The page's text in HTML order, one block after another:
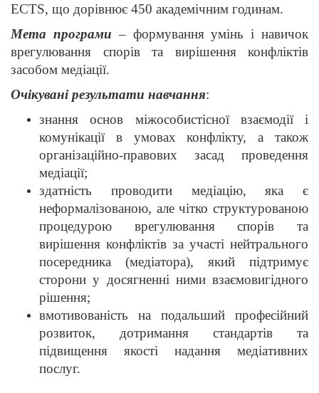
ECTS, що дорівнює 450 академічним годинам.
Мета програми – формування умінь і навичок
врегулювання спорів та вирішення конфліктів
засобом медіації.
Очікувані результати навчання:
знання
основ міжособистісної взаємодії і
комунікації в умовах конфлікту, а також
організаційно-правових засад проведення
медіації;
здатність проводити медіацію, яка є
неформалізованою, але чітко структурованою
процедурою врегулювання спорів та
вирішення конфліктів за участі нейтрального
посередника (медіатора), який підтримує
сторони у досягненні ними взаємовигідного
рішення;
вмотивованість на подальший професійний
розвиток, дотримання стандартів та
підвищення якості надання медіативних
послуг.